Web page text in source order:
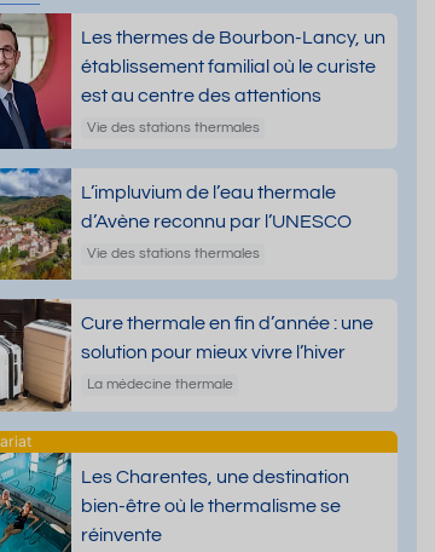
Les thermes de Bourbon-Lancy, un
établissement familial où le curiste
est au centre des attentions
Vie des stations thermales
L’impluvium de l’eau thermale
d’Avène reconnu par l’UNESCO
Vie des stations thermales
Cure thermale en fin d’année : une
solution pour mieux vivre l’hiver
La médecine thermale
Les Charentes, une destination
bien-être où le thermalisme se
réinvente